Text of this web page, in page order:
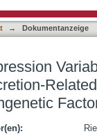
→ Dokumentanzeige